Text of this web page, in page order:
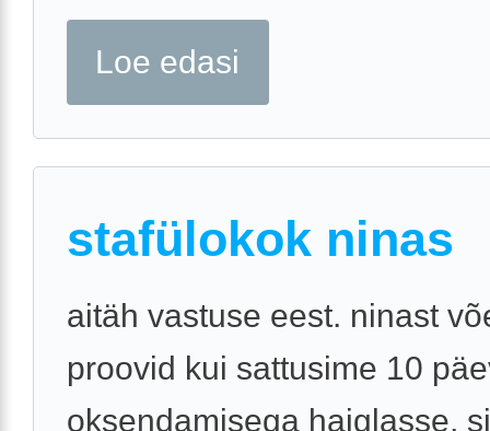
Loe edasi
stafülokok ninas
aitäh vastuse eest. ninast
proovid kui sattusime 10
oksendamisega haiglasse,